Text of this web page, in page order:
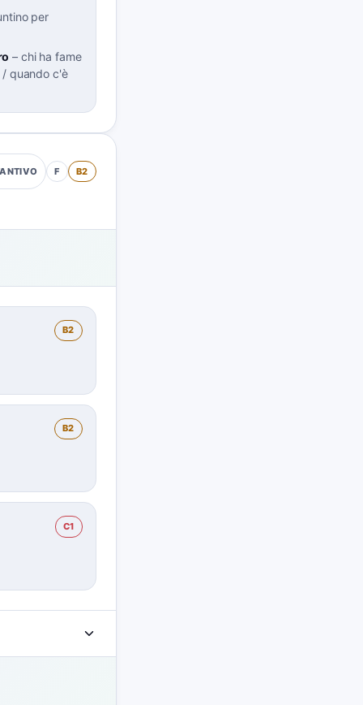
per
– chi ha fame
/ quando c'è
F B2
B2
B2
C1